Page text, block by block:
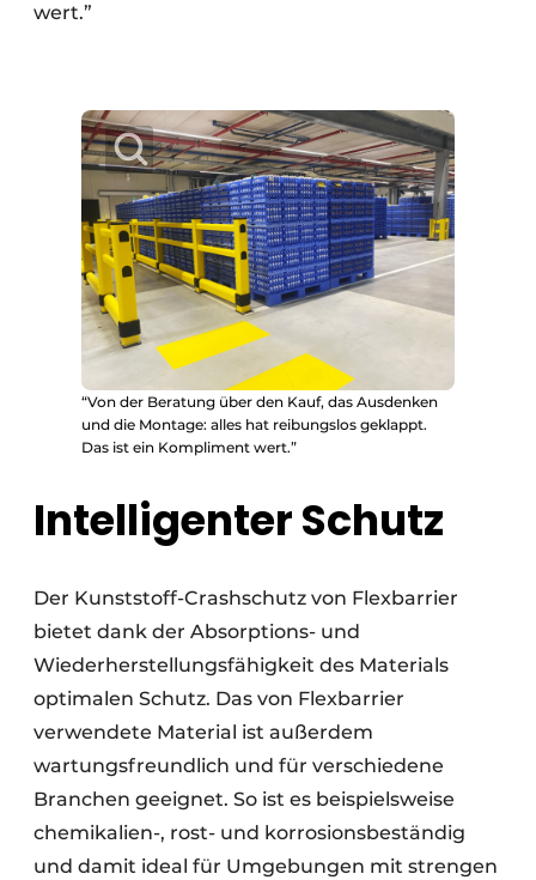
wert.”
“Von der Beratung über den Kauf, das Ausdenken
und die Montage: alles hat reibungslos geklappt.
Das ist ein Kompliment wert.”
Intelligenter Schutz
Der Kunststoff-Crashschutz von Flexbarrier
bietet dank der Absorptions- und
Wiederherstellungsfähigkeit des Materials
optimalen Schutz. Das von Flexbarrier
verwendete Material ist außerdem
wartungsfreundlich und für verschiedene
Branchen geeignet. So ist es beispielsweise
chemikalien-, rost- und korrosionsbeständig
und damit ideal für Umgebungen mit strengen